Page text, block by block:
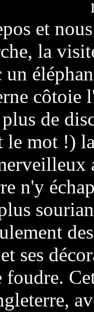
et
la
un
côtoie
de
le mot !)
n'y
ses
foudre.